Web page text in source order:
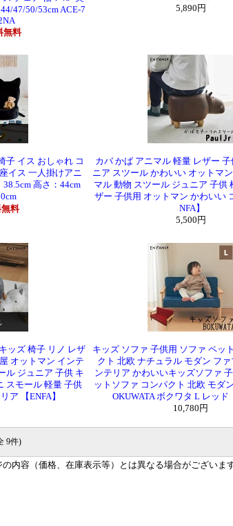
47/50/53cm ACE-7
無料
5,890円
子 イス おしゃれ コ
イス 一人掛けアニ
高さ：44cm
料
カバ かば アニマル 軽量 レザー 子
ニア スツール かわいい オットマ
マル 動物 スツール ジュニア 子供
ザー 子供用 オットマン かわいい
NFA】
5,500円
ッズ 椅子 リノ レザ
オットマン インテ
ル ジュニア 子供 キ
スモール 軽量 子供
ア 【ENFA】
キッズ ソファ 子供用 ソファ ペッ
クト 北欧 ナチュラル モダン フ
ンテリア かわいいキッズソファ
ットソファ コンパクト 北欧 モダ
OKUWATA ボクワタ L レッド
10,780円
9件)
内容（価格、在庫表示等）とは異なる場合がございま